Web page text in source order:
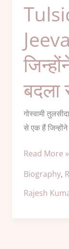
बदला
गोस्वामी
से एक हैं जिन्होंने
जिन्होंने
राम
भक्ति
से
बदला
समाज
का
स्वरूप
Read More »
Biography,
Rajesh